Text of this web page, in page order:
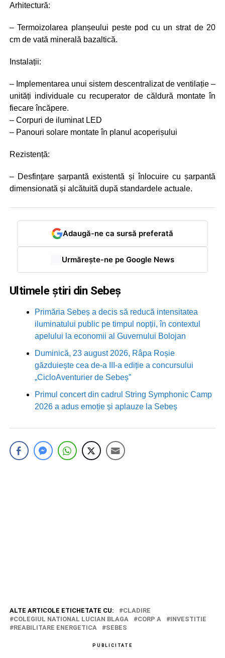
Arhitectură:
– Termoizolarea planșeului peste pod cu un strat de 20
cm de vată minerală bazaltică.
Instalații:
– Implementarea unui sistem descentralizat de ventilație –
unități individuale cu recuperator de căldură montate în
fiecare încăpere.
– Corpuri de iluminat LED
– Panouri solare montate în planul acoperișului
Rezistență:
– Desfințare șarpantă existentă și înlocuire cu șarpantă
dimensionată și alcătuită după standardele actuale.
Adaugă-ne ca sursă preferată
Urmărește-ne pe Google News
Ultimele știri din Sebeș
Primăria Sebeș a decis să reducă intensitatea
iluminatului public pe timpul nopții, în contextul
apelului la economii al Guvernului Bolojan
Duminică, 23 august 2026, Râpa Roșie
găzduiește cea de-a III-a ediție a concursului
„CicloAventurier de Sebeș”
Primul concert din cadrul String Symphonic Camp
2026 a adus emoție și aplauze la Sebeș
ALTE ARTICOLE ETICHETATE CU:
CLADIRE
COLEGIUL NATIONAL LUCIAN BLAGA
CORP A
INVESTITIE
REABILITARE ENERGETICA
SEBES
PUBLICITATE